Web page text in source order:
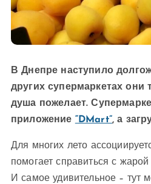
В Днепре наступило
других супермаркетах они
душа пожелает.
приложение “DMart”, а
Для многих лето
помогает справиться с
И самое удивительное – тут